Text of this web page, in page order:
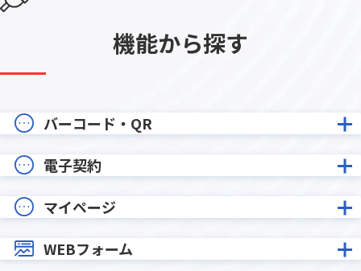
機能から探す
バーコード・QR
電子契約
マイページ
WEBフォーム